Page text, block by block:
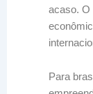
acaso. O
Para